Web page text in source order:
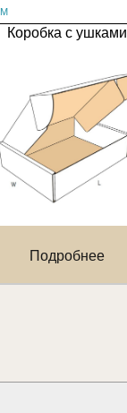
M
Коробка с ушками
Подробнее